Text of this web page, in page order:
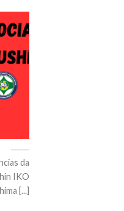
da
IKO
[...]